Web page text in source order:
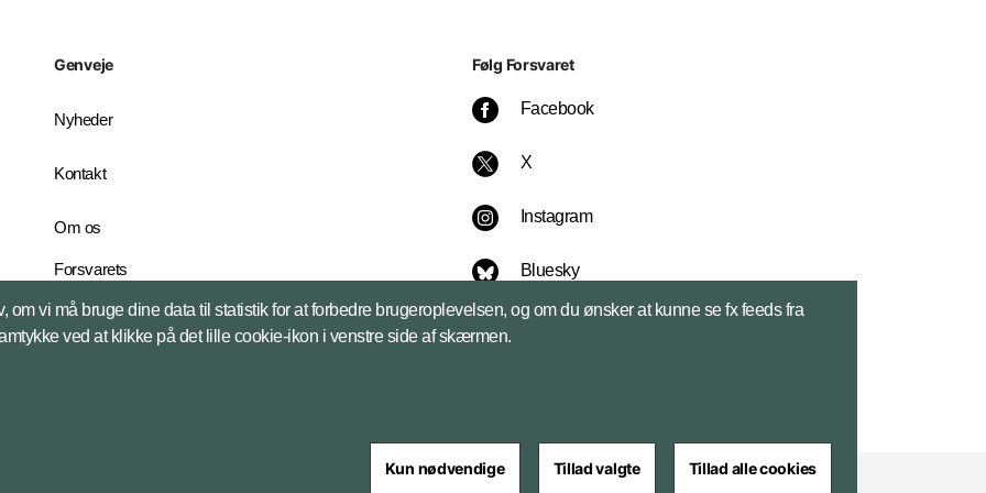
Genveje
Nyheder
Kontakt
Om os
Forsvarets
English Edition
Følg Forsvaret
Facebook
X
Instagram
Bluesky
LinkedIn
om vi må bruge dine data til statistik for at forbedre brugeroplevelsen, og om du ønsker at kunne se fx feeds fra
ved at klikke på det lille cookie-ikon i venstre side af skærmen.
Kun nødvendige Tillad valgte Tillad alle cookies